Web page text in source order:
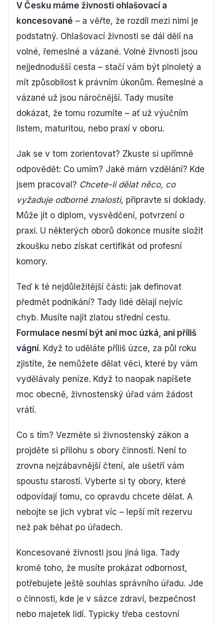
V Česku máme živnosti ohlašovací a
koncesované – a věřte, že rozdíl mezi nimi je
podstatný. Ohlašovací živnosti se dál dělí na
volné, řemeslné a vázané. Volné živnosti jsou
nejjednodušší cesta – stačí vám být plnoletý a
mít způsobilost k právním úkonům. Řemeslné a
vázané už jsou náročnější. Tady musíte
dokázat, že tomu rozumíte – ať už výučním
listem, maturitou, nebo praxí v oboru.
Jak se v tom zorientovat? Zkuste si upřímně
odpovědět: Co umím? Jaké mám vzdělání? Kde
jsem pracoval? Chcete-li dělat něco, co
vyžaduje odborné znalosti, připravte si doklady.
Může jít o diplom, vysvědčení, potvrzení o
praxi. U některých oborů dokonce musíte složit
zkoušku nebo získat certifikát od profesní
komory.
Teď k té nejdůležitější části: jak definovat
předmět podnikání? Tady lidé dělají nejvíc
chyb. Musíte najít zlatou střední cestu.
Formulace nesmí být ani moc úzká, ani příliš
vágní. Když to uděláte příliš úzce, za půl roku
zjistíte, že nemůžete dělat věci, které by vám
vydělávaly peníze. Když to naopak napíšete
moc obecně, živnostenský úřad vám žádost
vrátí.
Co s tím? Vezměte si živnostenský zákon a
projděte si přílohu s obory činností. Není to
zrovna nejzábavnější čtení, ale ušetří vám
spoustu starostí. Vyberte si ty obory, které
odpovídají tomu, co opravdu chcete dělat. A
nebojte se jich vybrat víc – lepší mít rezervu
než pak běhat po úřadech.
Koncesované živnosti jsou jiná liga. Tady
kromě toho, že musíte prokázat odbornost,
potřebujete ještě souhlas správního úřadu. Jde
o činnosti, kde je v sázce zdraví, bezpečnost
nebo majetek lidí. Typicky třeba cestovní